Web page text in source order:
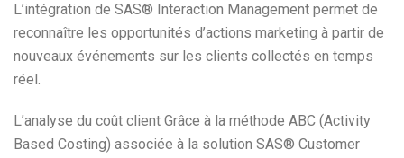
L’intégration de SAS® Interaction Management permet de
reconnaître les opportunités d’actions marketing à partir de
nouveaux événements sur les clients collectés en temps
réel.
L’analyse du coût client Grâce à la méthode ABC (Activity
Based Costing) associée à la solution SAS® Customer